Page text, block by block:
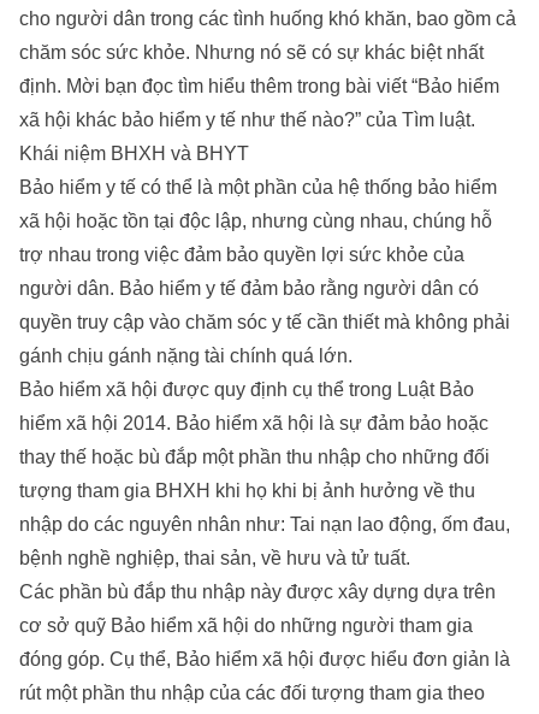
cho người dân trong các tình huống khó khăn, bao gồm cả
chăm sóc sức khỏe. Nhưng nó sẽ có sự khác biệt nhất
định. Mời bạn đọc tìm hiểu thêm trong bài viết “Bảo hiểm
xã hội khác bảo hiểm y tế như thế nào?” của Tìm luật.
Khái niệm BHXH và BHYT
Bảo hiểm y tế có thể là một phần của hệ thống bảo hiểm
xã hội hoặc tồn tại độc lập, nhưng cùng nhau, chúng hỗ
trợ nhau trong việc đảm bảo quyền lợi sức khỏe của
người dân. Bảo hiểm y tế đảm bảo rằng người dân có
quyền truy cập vào chăm sóc y tế cần thiết mà không phải
gánh chịu gánh nặng tài chính quá lớn.
Bảo hiểm xã hội được quy định cụ thể trong Luật Bảo
hiểm xã hội 2014. Bảo hiểm xã hội là sự đảm bảo hoặc
thay thế hoặc bù đắp một phần thu nhập cho những đối
tượng tham gia BHXH khi họ khi bị ảnh hưởng về thu
nhập do các nguyên nhân như: Tai nạn lao động, ốm đau,
bệnh nghề nghiệp, thai sản, về hưu và tử tuất.
Các phần bù đắp thu nhập này được xây dựng dựa trên
cơ sở quỹ Bảo hiểm xã hội do những người tham gia
đóng góp. Cụ thể, Bảo hiểm xã hội được hiểu đơn giản là
rút một phần thu nhập của các đối tượng tham gia theo